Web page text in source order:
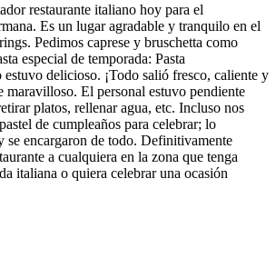
restaurante italiano hoy para el
Es un lugar agradable y tranquilo en el
Pedimos caprese y bruschetta como
especial de temporada: Pasta
delicioso. ¡Todo salió fresco, caliente y
El personal estuvo pendiente
platos, rellenar agua, etc. Incluso nos
de cumpleaños para celebrar; lo
se encargaron de todo. Definitivamente
a cualquiera en la zona que tenga
italiana o quiera celebrar una ocasión